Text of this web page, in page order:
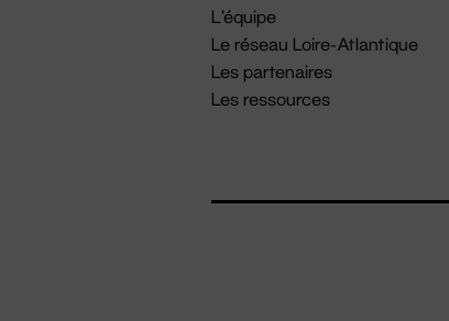
L'équipe
Le réseau Loire-Atlantique
Les partenaires
Les ressources